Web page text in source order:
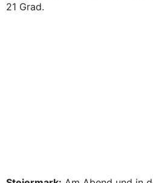
21 Grad.